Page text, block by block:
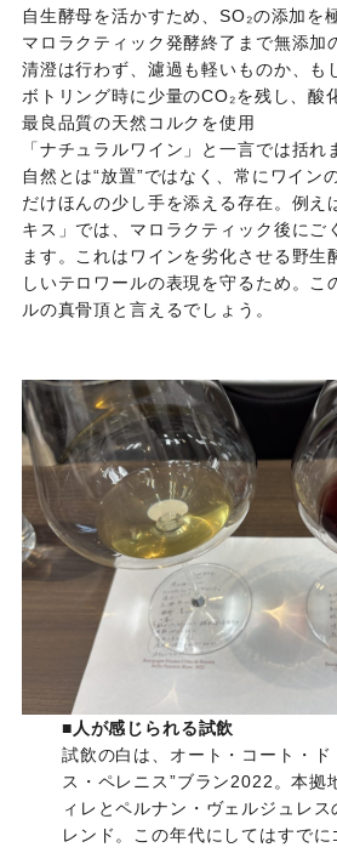
自生酵母を活かすため、SO₂の添加を
マロラクティック発酵終了まで無添加
清澄は行わず、濾過も軽いものか、も
ボトリング時に少量のCO₂を残し、酸
最良品質の天然コルクを使用
「ナチュラルワイン」と一言では括れ
自然とは“放置”ではなく、常にワイン
だけほんの少し手を添える存在。例え
キス」では、マロラクティック後にご
ます。これはワインを劣化させる野生
しいテロワールの表現を守るため。こ
ルの真骨頂と言えるでしょう。
■ 人が感じられる試飲
試飲の白は、オート・コート・ド
ス・ペレニス”ブラン2022。本拠
ィレとペルナン・ヴェルジュレ
レンド。この年代にしてはすでに